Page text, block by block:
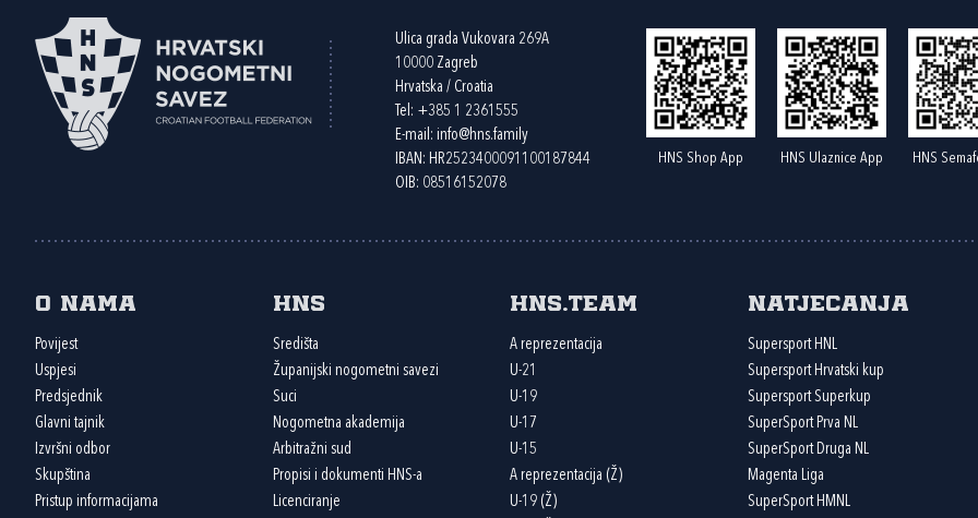
Ulica grada Vukovara 269A
10000 Zagreb
Hrvatska / Croatia
Tel: +385 1 2361555
E-mail: info@hns.family
IBAN: HR2523400091100187844
OIB: 08516152078
HNS Shop App HNS Ulaznice App HNS
O nama
Povijest
Uspjesi
Predsjednik
Glavni tajnik
Izvršni odbor
Skupština
Pristup informacijama
HNS
Središta
Županijski nogometni savezi
Suci
Nogometna akademija
Arbitražni sud
Propisi i dokumenti HNS-a
Licenciranje
HNS.team
A reprezentacija
U-21
U-19
U-17
U-15
A reprezentacija (Ž)
U-19 (Ž)
Natjecanja
Supersport HNL
Supersport Hrvatski kup
Supersport Superkup
SuperSport Prva NL
SuperSport Druga NL
Magenta Liga
SuperSport HMNL